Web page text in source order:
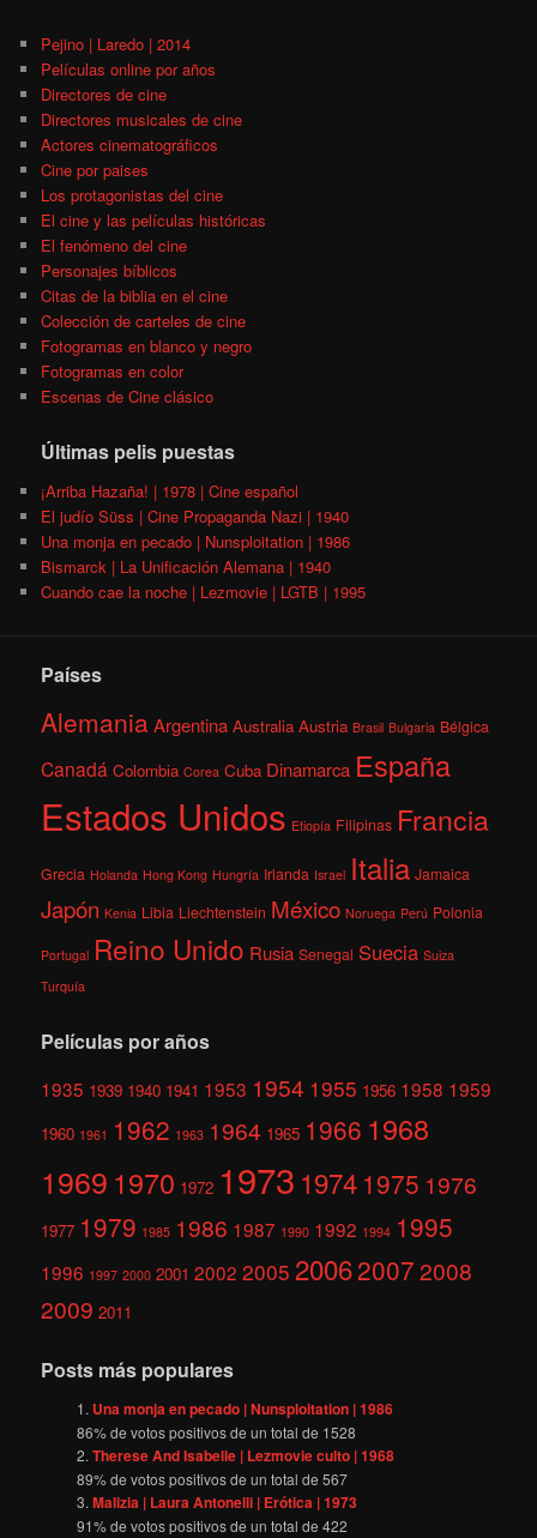
Pejino | Laredo | 2014
Películas online por años
Directores de cine
Directores musicales de cine
Actores cinematográficos
Cine por paises
Los protagonistas del cine
El cine y las películas históricas
El fenómeno del cine
Personajes bíblicos
Citas de la biblia en el cine
Colección de carteles de cine
Fotogramas en blanco y negro
Fotogramas en color
Escenas de Cine clásico
Últimas pelis puestas
¡Arriba Hazaña! | 1978 | Cine español
El judío Süss | Cine Propaganda Nazi | 1940
Una monja en pecado | Nunsploitation | 1986
Bismarck | La Unificación Alemana | 1940
Cuando cae la noche | Lezmovie | LGTB | 1995
Países
AlemaniaArgentina Australia Austria Brasil Bulgaria Bélgica
Canadá Colombia Corea Cuba Dinamarca España
Estados Unidos Etiopía Filipinas Francia
Grecia Holanda Hong Kong Hungría Irlanda Israel Italia Jamaica
Japón Kenia Libia Liechtenstein México Noruega Perú Polonia
Portugal Reino Unido Rusia Senegal Suecia Suiza
Turquía
Películas por años
1935 1939 1940 1941 1953 1954 1955 1956 1958 1959
1960 1961 1962 1963 1964 1965 1966 1968
1969 1970 1972 1973 1974 1975 1976
1977 1979 1985 1986 1987 1990 1992 1994 1995
1996 1997 2000 2001 2002 2005 200620072008
2009 2011
Posts más populares
Una monja en pecado | Nunsploitation | 1986
86% de votos positivos de un total de 1528
Therese And Isabelle | Lezmovie culto | 1968
89% de votos positivos de un total de567
Malizia | Laura Antonelli | Erótica | 1973
91% de votos positivos de un total de422